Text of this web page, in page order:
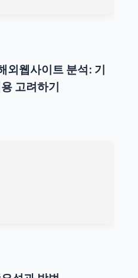
외웹사이트 분석: 기
고려하기